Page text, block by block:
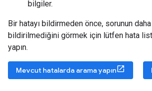
bilgiler.
Bir hatayı bildirmeden önce, sorunun
bildirilmediğini görmek için lütfen hata
yapın.
Mevcut hatalarda arama yapın